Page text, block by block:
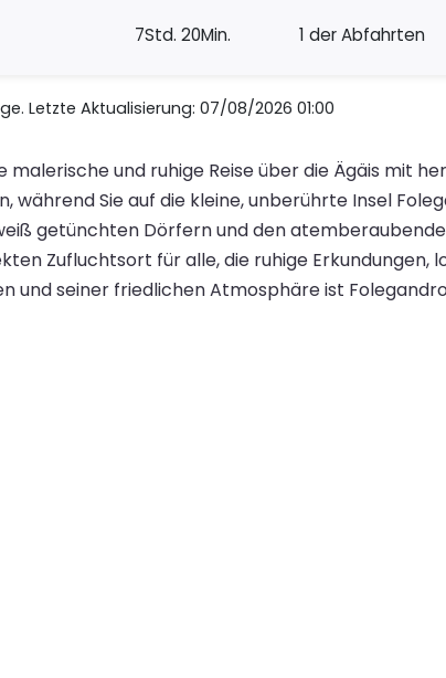
7Std. 20Min. 1 der Abfahrten
Letzte Aktualisierung: 07/08/2026 01:00
und ruhige Reise über die Ägäis mit
während Sie auf die kleine, unberührte Insel
getünchten Dörfern und den
Zufluchtsort für alle, die ruhige Erkundungen,
seiner friedlichen Atmosphäre ist